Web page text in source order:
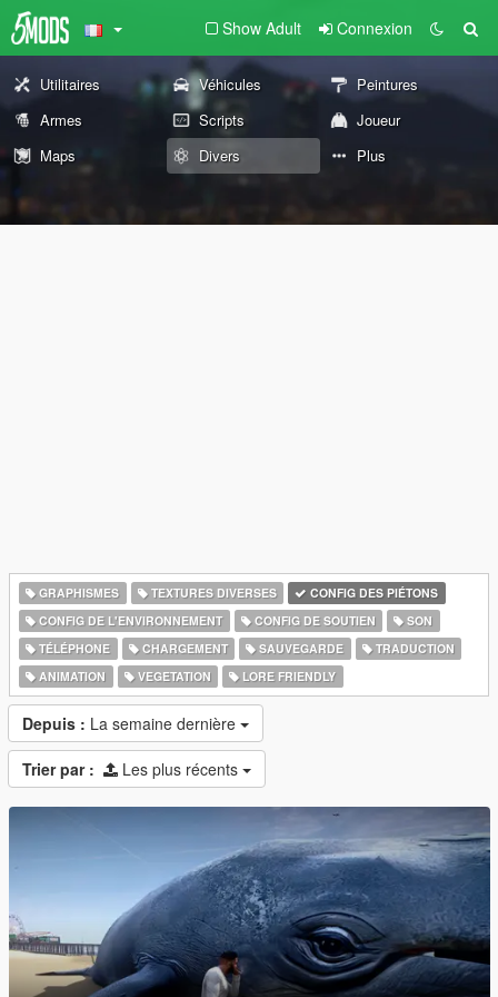
Show Adult Connexion
Utilitaires Véhicules
Peintures
Armes
Scripts
Joueur
Maps
Divers Plus
GRAPHISMES TEXTURES DIVERSES
CONFIG DES PIÉTONS
CONFIG DE L'ENVIRONNEMENT
CONFIG DE SOUTIEN
SON
TÉLÉPHONE
CHARGEMENT SAUVEGARDE
TRADUCTION
ANIMATION
VEGETATION LORE FRIENDLY
Depuis : La semaine dernière
Trier par : Les plus récents